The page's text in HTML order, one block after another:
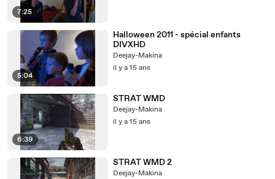
7:25
5:04
Halloween 2011 - spécial enfants
DIVXHD
Deejay-Makina
il y a 15 ans
6:39
STRAT WMD
Deejay-Makina
il y a 15 ans
STRAT WMD 2
Deejay-Makina